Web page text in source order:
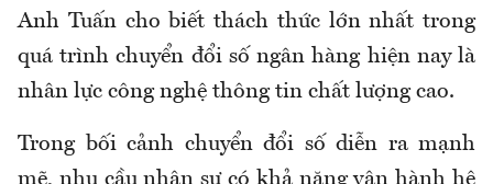
Anh Tuấn cho biết thách thức lớn nhất trong
quá trình chuyển đổi số ngân hàng hiện nay là
nhân lực công nghệ thông tin chất lượng cao.
Trong bối cảnh chuyển đổi số diễn ra mạnh